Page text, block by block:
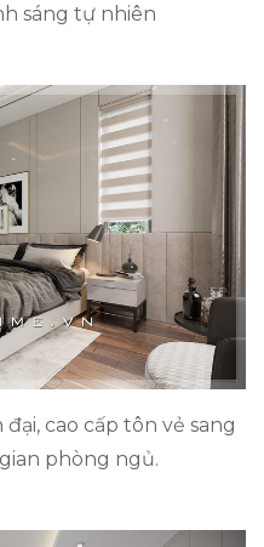
sáng tự nhiên
cao cấp tôn vẻ sang
phòng ngủ.